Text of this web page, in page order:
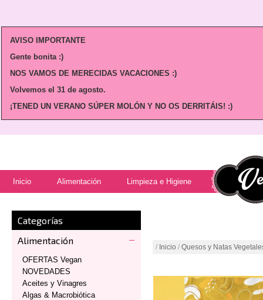
AVISO IMPORTANTE
Gente bonita :)
NOS VAMOS DE MERECIDAS VACACIONES :)
Volvemos el 31 de agosto.
¡TENED UN VERANO SÚPER MOLÓN Y NO OS DERRITÁIS! :)
Inicio Alimentación Limpieza e Higiene
Categorías
Alimentación
OFERTAS Vegan
NOVEDADES
Aceites y Vinagres
Algas & Macrobiótica
/ Inicio / Quesos y Natas